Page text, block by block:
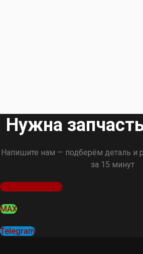
Нужна
Напишите нам — подберём деталь и
за 15 минут
Оставить заявку
MAX
Telegram